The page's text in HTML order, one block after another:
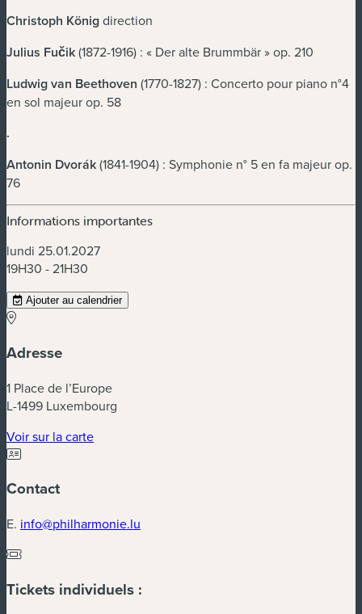
Christoph Königdirection
Julius Fučik(1872-1916) : « Der alte Brummbär » op. 210
Ludwig van Beethoven (1770-1827) : Concerto pour piano n°4
en sol majeur op. 58
.
Antonin Dvorák(1841-1904) : Symphonie n° 5 en fa majeur op.
76
Informations importantes
lundi 25.01.2027
19H30 - 21H30
Ajouter au calendrier
Adresse
1 Place de l’Europe
L-1499 Luxembourg
Voir sur la carte(nouvelle fenêtre)
Contact
E. info@philharmonie.lu
Tickets individuels :